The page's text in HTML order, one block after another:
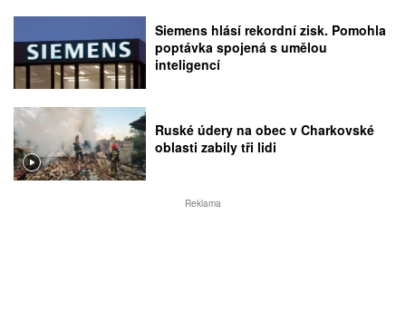
Siemens hlásí rekordní zisk. Pomohla
poptávka spojená s umělou
inteligencí
Ruské údery na obec v Charkovské
oblasti zabily tři lidi
Reklama